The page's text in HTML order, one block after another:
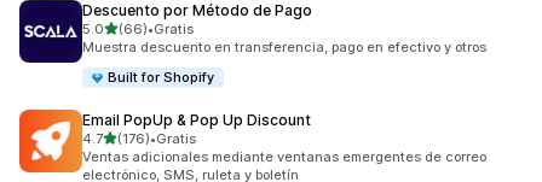
Descuento por Método de Pago
5.0de 5 estrellas
(66)
66 reseñas en total
•Gratis
Muestra descuento en transferencia, pago en efectivo y otros
Built for Shopify
Email PopUp & Pop Up Discount
4.7de 5 estrellas
(176)
176 reseñas en total
•Gratis
Ventas adicionales mediante ventanas emergentes de correo
electrónico, SMS, ruleta y boletín